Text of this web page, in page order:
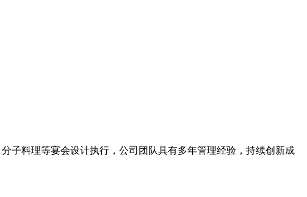
子料理等宴会设计执行，公司团队具有多年管理经验，持续创新成